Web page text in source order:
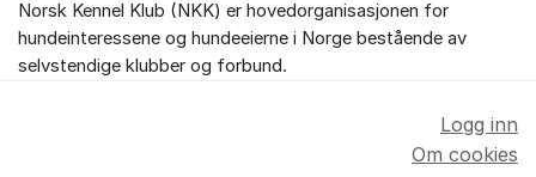
Norsk Kennel Klub (NKK) er hovedorganisasjonen for
hundeinteressene og hundeeierne i Norge bestående av
selvstendige klubber og forbund.
Logg inn
Om cookies